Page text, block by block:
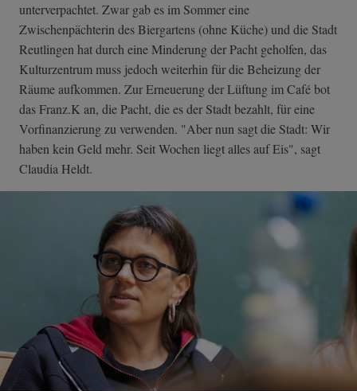
unterverpachtet. Zwar gab es im Sommer eine
Zwischenpächterin des Biergartens (ohne Küche) und die Stadt
Reutlingen hat durch eine Minderung der Pacht geholfen, das
Kulturzentrum muss jedoch weiterhin für die Beheizung der
Räume aufkommen. Zur Erneuerung der Lüftung im Café bot
das Franz.K an, die Pacht, die es der Stadt bezahlt, für eine
Vorfinanzierung zu verwenden. "Aber nun sagt die Stadt: Wir
haben kein Geld mehr. Seit Wochen liegt alles auf Eis", sagt
Claudia Heldt.